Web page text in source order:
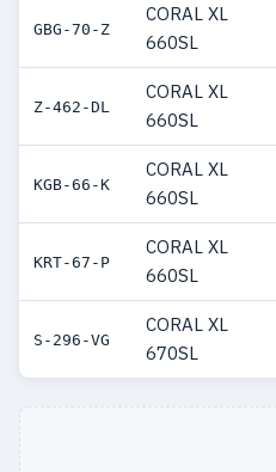
GBG-70-Z
CORAL XL
660SL
Z-462-DL
CORAL XL
660SL
KGB-66-K
CORAL XL
660SL
KRT-67-P
CORAL XL
660SL
S-296-VG
CORAL XL
670SL